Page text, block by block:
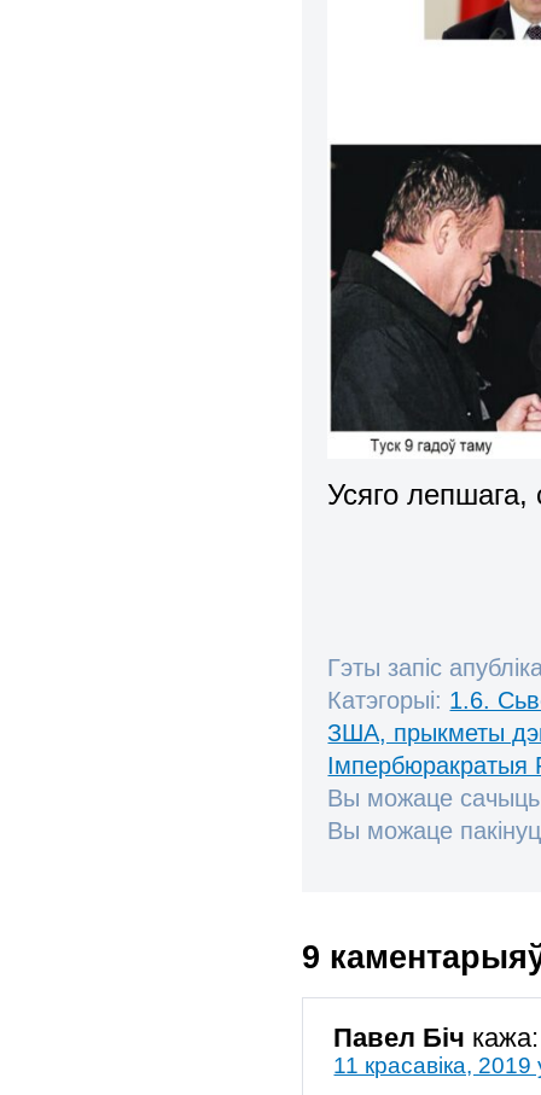
Усяго
Гэты запіс
Катэгорыі: 1.6.
ЗША, прыкметы
Імпербюракратыя
Вы можаце
Вы можаце
9
Павел Біч кажа:
11 красавіка,